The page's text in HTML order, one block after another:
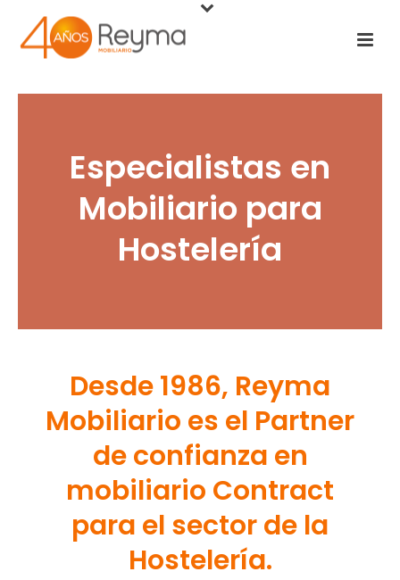
Especialistas en
Mobiliario para
Hostelería
Desde 1986, Reyma
Mobiliario es el Partner
de confianza en
mobiliario Contract
para el sector de la
Hostelería.